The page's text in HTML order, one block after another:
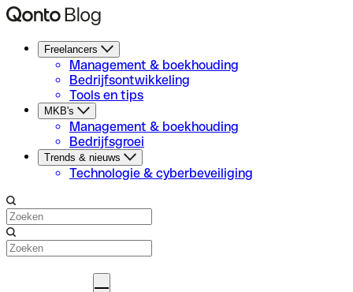
Freelancers
Management & boekhouding
Bedrijfsontwikkeling
Tools en tips
MKB's
Management & boekhouding
Bedrijfsgroei
Trends & nieuws
Technologie & cyberbeveiliging